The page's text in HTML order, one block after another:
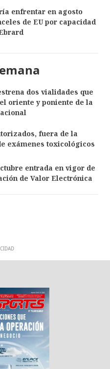
enfrentar en agosto
de EU por capacidad
dos vialidades que
oriente y poniente de la
fuera de la
exámenes toxicológicos
entrada en vigor de
de Valor Electrónica